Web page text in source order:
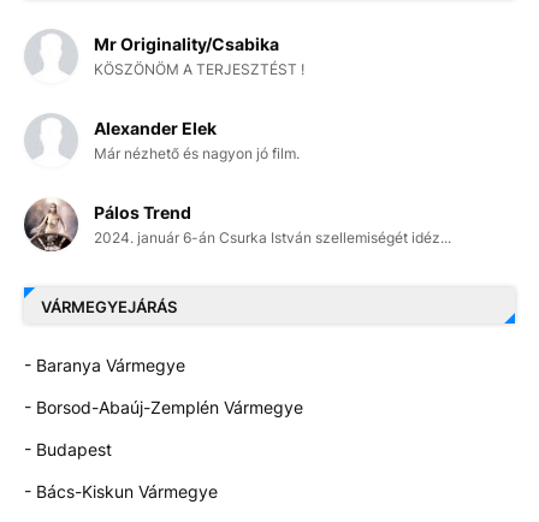
Mr Originality/Csabika
KÖSZÖNÖM A TERJESZTÉST !
Alexander Elek
Már nézhető és nagyon jó film.
Pálos Trend
2024. január 6-án Csurka István szellemiségét idéz...
VÁRMEGYEJÁRÁS
- Baranya Vármegye
- Borsod-Abaúj-Zemplén Vármegye
- Budapest
- Bács-Kiskun Vármegye